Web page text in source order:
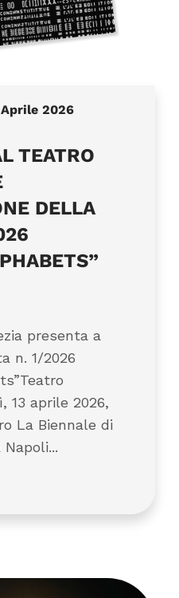
2026
TEATRO
DELLA
presenta a
n. 1/2026
13 aprile 2026,
La Biennale di